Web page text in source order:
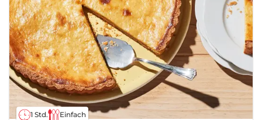
1 Std. Einfach